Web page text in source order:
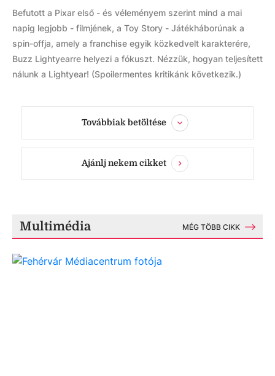
Befutott a Pixar első - és véleményem szerint mind a mai
napig legjobb - filmjének, a Toy Story - Játékháborúnak a
spin-offja, amely a franchise egyik közkedvelt karakterére,
Buzz Lightyearre helyezi a fókuszt. Nézzük, hogyan teljesített
nálunk a Lightyear! (Spoilermentes kritikánk következik.)
Továbbiak betöltése
Ajánlj nekem cikket
Multimédia MÉG TÖBB CIKK